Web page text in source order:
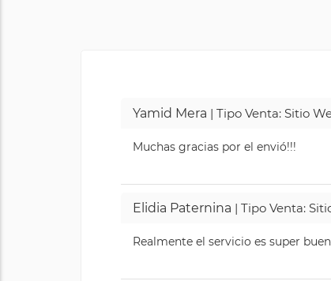
Yamid Mera | Tipo Venta: Sitio
Muchas gracias por el envió!!!
Elidia Paternina | Tipo Venta:
Realmente el servicio es super